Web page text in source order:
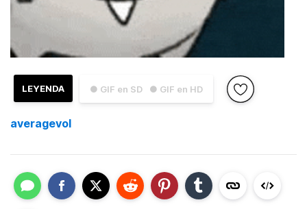
● GIF en SD ● GIF en HD
LEYENDA
averagevol